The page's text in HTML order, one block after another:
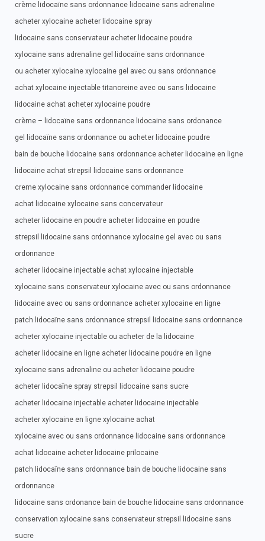
crème lidocaïne sans ordonnance lidocaine sans adrenaline
acheter xylocaine acheter lidocaine spray
lidocaine sans conservateur acheter lidocaine poudre
xylocaine sans adrenaline gel lidocaïne sans ordonnance
ou acheter xylocaine xylocaine gel avec ou sans ordonnance
achat xylocaine injectable titanoreine avec ou sans lidocaine
lidocaine achat acheter xylocaine poudre
crème – lidocaïne sans ordonnance lidocaine sans ordonance
gel lidocaïne sans ordonnance ou acheter lidocaine poudre
bain de bouche lidocaine sans ordonnance acheter lidocaine en ligne
lidocaine achat strepsil lidocaine sans ordonnance
creme xylocaine sans ordonnance commander lidocaine
achat lidocaine xylocaine sans concervateur
acheter lidocaine en poudre acheter lidocaine en poudre
strepsil lidocaine sans ordonnance xylocaine gel avec ou sans
ordonnance
acheter lidocaine injectable achat xylocaine injectable
xylocaine sans conservateur xylocaine avec ou sans ordonnance
lidocaine avec ou sans ordonnance acheter xylocaine en ligne
patch lidocaïne sans ordonnance strepsil lidocaine sans ordonnance
acheter xylocaine injectable ou acheter de la lidocaine
acheter lidocaine en ligne acheter lidocaine poudre en ligne
xylocaine sans adrenaline ou acheter lidocaine poudre
acheter lidocaïne spray strepsil lidocaine sans sucre
acheter lidocaine injectable acheter lidocaine injectable
acheter xylocaine en ligne xylocaine achat
xylocaine avec ou sans ordonnance lidocaine sans ordonnance
achat lidocaine acheter lidocaine prilocaine
patch lidocaïne sans ordonnance bain de bouche lidocaine sans
ordonnance
lidocaine sans ordonance bain de bouche lidocaine sans ordonnance
conservation xylocaine sans conservateur strepsil lidocaine sans
sucre